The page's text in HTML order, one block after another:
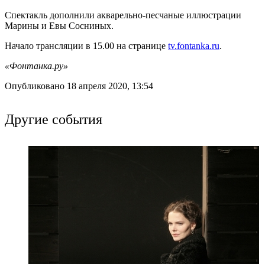
Спектакль дополнили акварельно-песчаные иллюстрации
Марины и Евы Сосниных.
Начало трансляции в 15.00 на странице tv.fontanka.ru.
«Фонтанка.ру»
Опубликовано 18 апреля 2020, 13:54
Другие события